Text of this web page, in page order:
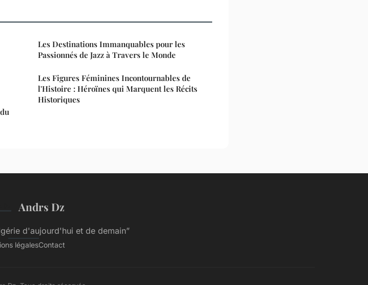
Les Destinations Immanquables pour les
Passionnés de Jazz à Travers le Monde
Les Figures Féminines Incontournables de
l'Histoire : Héroïnes qui Marquent les Récits
Historiques
Andrs Dz
d'aujourd'hui et de demain”
légalesContact